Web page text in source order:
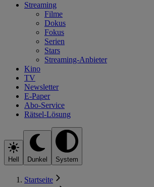
Streaming
Filme
Dokus
Fokus
Serien
Stars
Streaming-Anbieter
Kino
TV
Newsletter
E-Paper
Abo-Service
Rätsel-Lösung
Hell Dunkel System
Startseite